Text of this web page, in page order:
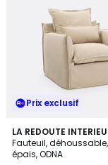
Prix exclusif
LA REDOUTE
Fauteuil,
épais, ODNA
2
Couleurs